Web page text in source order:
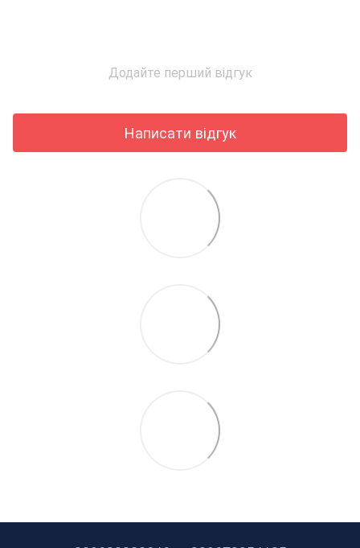
Додайте перший відгук
Написати відгук